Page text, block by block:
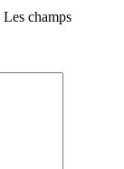
Les champs